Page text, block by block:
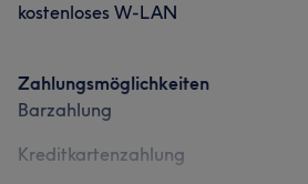
kostenloses W-LAN
Zahlungsmöglichkeiten
Barzahlung
Kreditkartenzahlung